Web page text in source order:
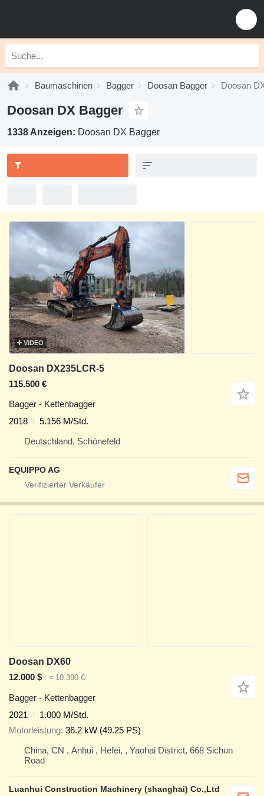
Baumaschinen Bagger Doosan Bagger Doosan
Doosan DX Bagger
1338 Anzeigen: Doosan DX Bagger
VIDEO
Doosan DX235LCR-5
115.500 €
Bagger - Kettenbagger
2018
5.156 M/Std.
Deutschland, Schönefeld
EQUIPPO AG
Doosan DX60
12.000 $
≈ 10.390 €
Bagger - Kettenbagger
2021
1.000 M/Std.
Motorleistung 36.2 kW (49.25 PS)
China, CN , Anhui , Hefei, , Yaohai District, 668 Sichun
Road
Luanhui Construction Machinery (shanghai) Co.,Ltd